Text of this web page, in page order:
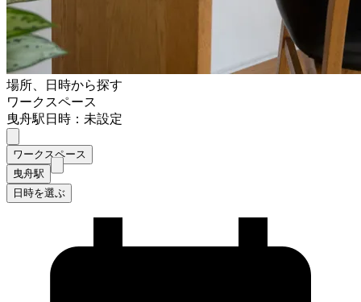
場所、日時から探す
ワークスペース
曳舟駅日時：未設定
ワークスペース
曳舟駅
日時を選ぶ